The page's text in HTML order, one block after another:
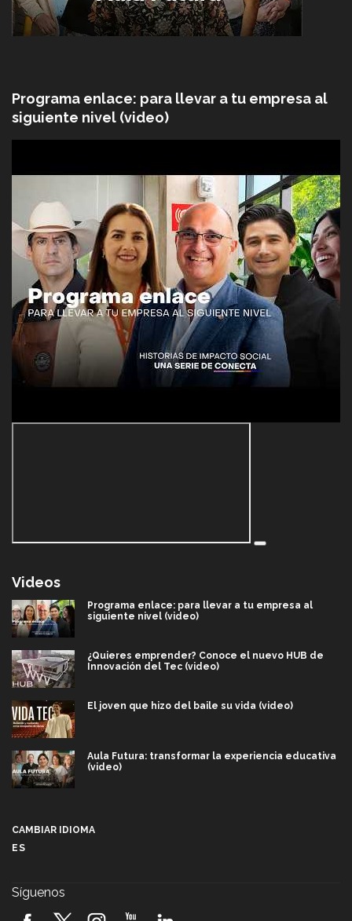
Programa enlace: para llevar a tu empresa al
siguiente nivel (video)
Videos
Programa enlace: para llevar a tu empresa al
siguiente nivel (video)
¿Quieres emprender? Conoce el nuevo HUB de
Innovación del Tec (video)
El joven que hizo del baile su vida (video)
Aula Futura: transformar la experiencia educativa
(video)
2026! (video)
CAMBIAR IDIOMA
ES
Síguenos